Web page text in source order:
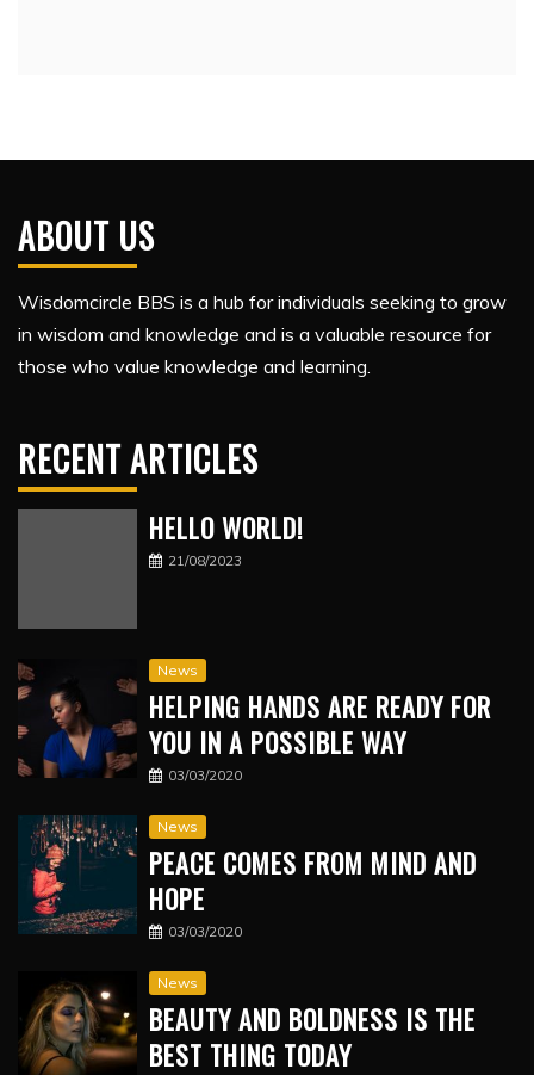
ABOUT US
Wisdomcircle BBS is a hub for individuals seeking to grow
in wisdom and knowledge and is a valuable resource for
those who value knowledge and learning.
RECENT ARTICLES
HELLO WORLD!
21/08/2023
News
HELPING HANDS ARE READY FOR
YOU IN A POSSIBLE WAY
03/03/2020
News
PEACE COMES FROM MIND AND
HOPE
03/03/2020
News
BEAUTY AND BOLDNESS IS THE
BEST THING TODAY